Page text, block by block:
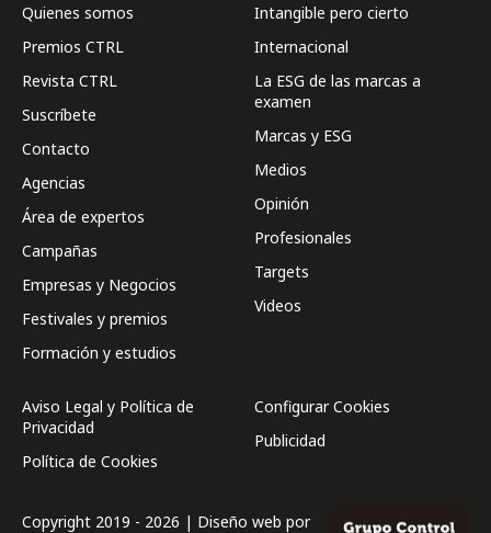
Quienes somos
Premios CTRL
Revista CTRL
Suscríbete
Contacto
Agencias
Área de expertos
Campañas
Empresas y Negocios
Festivales y premios
Formación y estudios
Intangible pero cierto
Internacional
La ESG de las marcas a
examen
Marcas y ESG
Medios
Opinión
Profesionales
Targets
Videos
Aviso Legal y Política de
Privacidad
Política de Cookies
Configurar Cookies
Publicidad
Copyright 2019 - 2026 | Diseño web por